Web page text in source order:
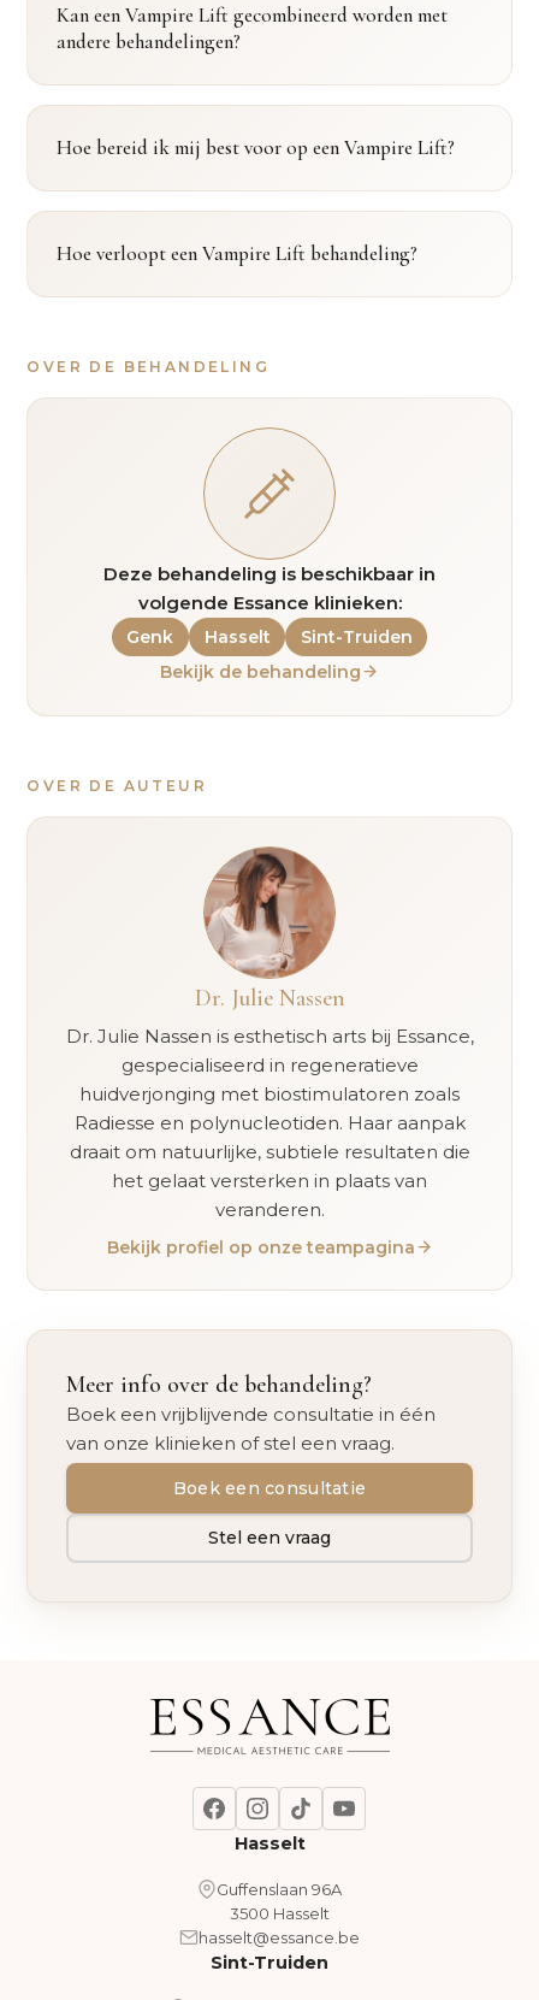
Kan een Vampire Lift gecombineerd worden met
andere behandelingen?
Hoe bereid ik mij best voor op een Vampire Lift?
Hoe verloopt een Vampire Lift behandeling?
OVER DE BEHANDELING
Deze behandeling is beschikbaar in
volgende Essance klinieken:
Genk Hasselt
Sint-Truiden
Bekijk de behandeling
OVER DE AUTEUR
Dr. Julie Nassen
Dr. Julie Nassen is esthetisch arts bij Essance,
gespecialiseerd in regeneratieve
huidverjonging met biostimulatoren zoals
Radiesse en polynucleotiden. Haar aanpak
draait om natuurlijke, subtiele resultaten die
het gelaat versterken in plaats van
veranderen.
Bekijk profiel op onze teampagina
Meer info over de behandeling?
Boek een vrijblijvende consultatie in één
van onze klinieken of stel een vraag.
Boek een consultatie
Stel een vraag
Hasselt
Guffenslaan 96A
3500 Hasselt
hasselt@essance.be
Sint-Truiden